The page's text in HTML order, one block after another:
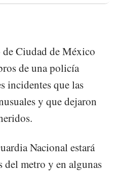
Ciudad de México
de una policía
incidentes que las
y que dejaron
Nacional estará
del metro y en algunas